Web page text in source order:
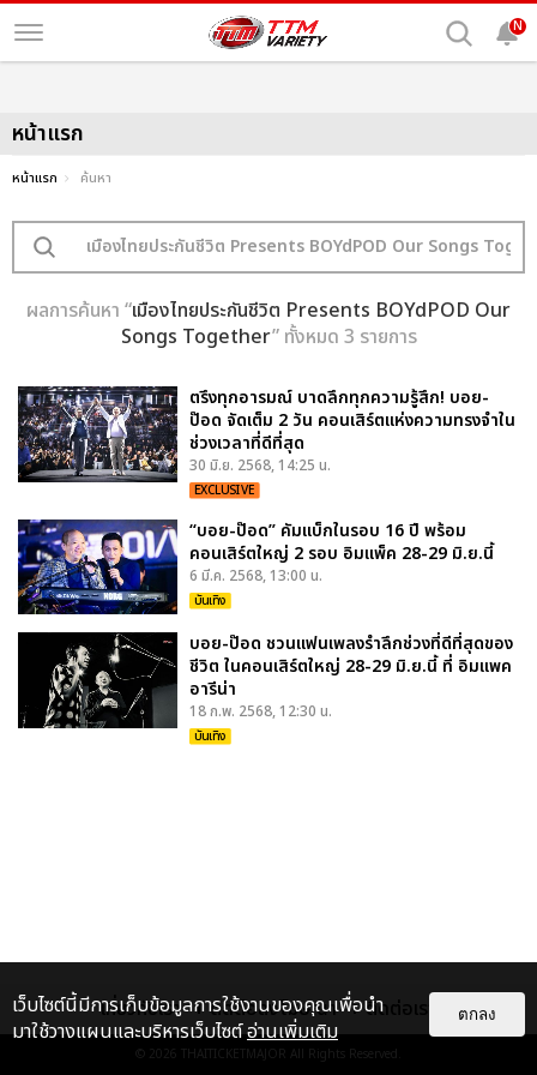
N
หน้าแรก
หน้าแรก ค้นหา
ผลการค้นหา “เมืองไทยประกันชีวิต Presents BOYdPOD Our
Songs Together” ทั้งหมด 3 รายการ
ตรึงทุกอารมณ์ บาดลึกทุกความรู้สึก! บอย-
ป๊อด จัดเต็ม 2 วัน คอนเสิร์ตแห่งความทรงจำใน
ช่วงเวลาที่ดีที่สุด
30 มิ.ย. 2568, 14:25 น.
EXCLUSIVE
“บอย-ป๊อด” คัมแบ็กในรอบ 16 ปี พร้อม
คอนเสิร์ตใหญ่ 2 รอบ อิมแพ็ค 28-29 มิ.ย.นี้
6 มี.ค. 2568, 13:00 น.
บันเทิง
บอย-ป๊อด ชวนแฟนเพลงรำลึกช่วงที่ดีที่สุดของ
ชีวิต ในคอนเสิร์ตใหญ่ 28-29 มิ.ย.นี้ ที่ อิมแพค
อารีน่า
18 ก.พ. 2568, 12:30 น.
บันเทิง
เกี่ยวกับเรา ติดต่อลงโฆษณา ติดต่อเรา
© 2026 THAITICKETMAJOR All Rights Reserved.
เว็บไซต์นี้มีการเก็บข้อมูลการใช้งานของคุณเพื่อนำ
มาใช้วางแผนและบริหารเว็บไซต์อ่านเพิ่มเติม
ตกลง